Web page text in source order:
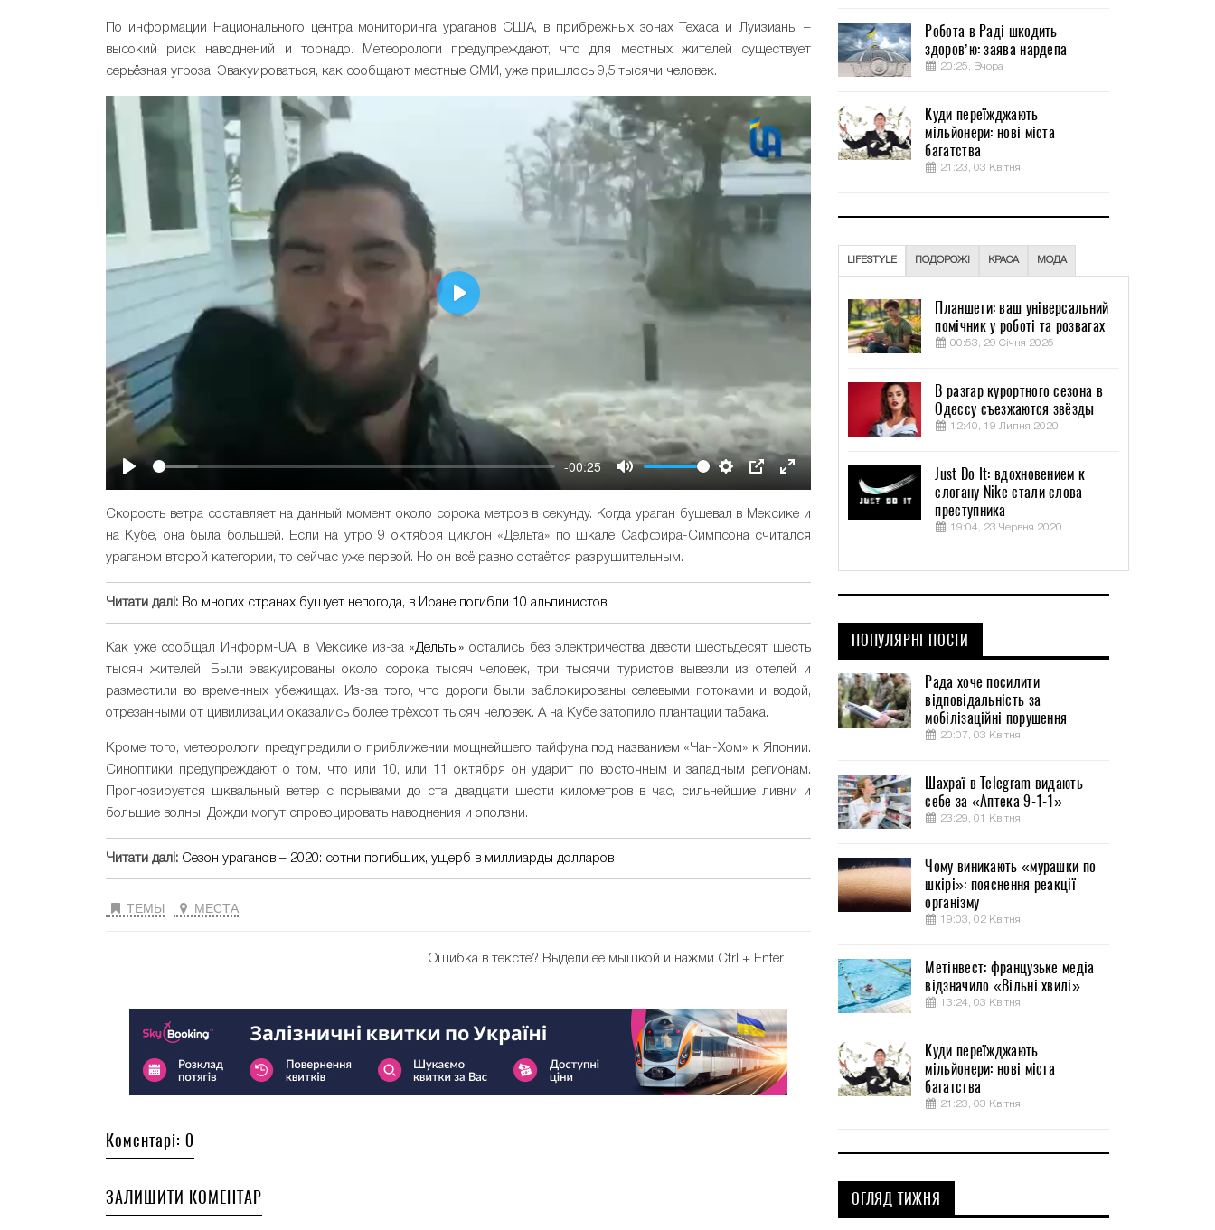
По информации Национального центра мониторинга ураганов США, в прибрежных зонах Техаса и Луизианы –
высокий риск наводнений и торнадо. Метеорологи предупреждают, что для местных жителей существует
серьёзная угроза. Эвакуироваться, как сообщают местные СМИ, уже пришлось 9,5 тысячи человек.
Play
-00:25
Mute Settings
PIP Enter
fullscreen
Play
Скорость ветра составляет на данный момент около сорока метров в секунду. Когда ураган бушевал в Мексике и
на Кубе, она была большей. Если на утро 9 октября циклон «Дельта» по шкале Саффира-Симпсона считался
ураганом второй категории, то сейчас уже первой. Но он всё равно остаётся разрушительным.
Читати далі: Во многих странах бушует непогода, в Иране погибли 10 альпинистов
Как уже сообщал Информ-UA, в Мексике из-за «Дельты» остались без электричества двести шестьдесят шесть
тысяч жителей. Были эвакуированы около сорока тысяч человек, три тысячи туристов вывезли из отелей и
разместили во временных убежищах. Из-за того, что дороги были заблокированы селевыми потоками и водой,
отрезанными от цивилизации оказались более трёхсот тысяч человек. А на Кубе затопило плантации табака.
Кроме того, метеорологи предупредили о приближении мощнейшего тайфуна под названием «Чан-Хом» к Японии.
Синоптики предупреждают о том, что или 10, или 11 октября он ударит по восточным и западным регионам.
Прогнозируется шквальный ветер с порывами до ста двадцати шести километров в час, сильнейшие ливни и
большие волны. Дожди могут спровоцировать наводнения и оползни.
Читати далі: Сезон ураганов – 2020: сотни погибших, ущерб в миллиарды долларов
ТЕМЫ МЕСТА
Ошибка в тексте? Выдели ее мышкой и нажми Ctrl + Enter
Коментарі: 0
ЗАЛИШИТИ КОМЕНТАР
Робота в Раді шкодить
здоров’ю: заява нардепа
20:25, Вчора
Куди переїжджають
мільйонери: нові міста
багатства
21:23, 03 Квітня
LIFESTYLE ПОДОРОЖІ КРАСА МОДА
Планшети: ваш універсальний
помічник у роботі та розвагах
00:53, 29 Січня 2025
В разгар курортного сезона в
Одессу съезжаются звёзды
12:40, 19 Липня 2020
Just Do It: вдохновением к
слогану Nike стали слова
преступника
19:04, 23 Червня 2020
ПОПУЛЯРНІ ПОСТИ
Рада хоче посилити
відповідальність за
мобілізаційні порушення
20:07, 03 Квітня
Шахраї в Telegram видають
себе за «Аптека 9-1-1»
23:29, 01 Квітня
Чому виникають «мурашки по
шкірі»: пояснення реакції
організму
19:03, 02 Квітня
Метінвест: французьке медіа
відзначило «Вільні хвилі»
13:24, 03 Квітня
Куди переїжджають
мільйонери: нові міста
багатства
21:23, 03 Квітня
ОГЛЯД ТИЖНЯ